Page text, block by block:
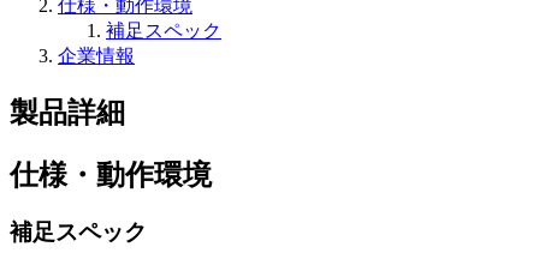
仕様・動作環境
補足スペック
企業情報
製品詳細
仕様・動作環境
補足スペック